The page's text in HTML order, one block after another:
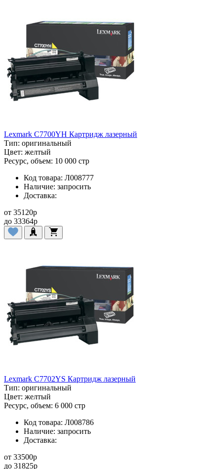
Lexmark C7700YH Картридж лазерный
Тип: оригинальный
Цвет: желтый
Ресурс, объем: 10 000 стр
Код товара: Л008777
Наличие: запросить
Доставка:
от 35120p
до 33364p
Lexmark C7702YS Картридж лазерный
Тип: оригинальный
Цвет: желтый
Ресурс, объем: 6 000 стр
Код товара: Л008786
Наличие: запросить
Доставка:
от 33500p
до 31825p